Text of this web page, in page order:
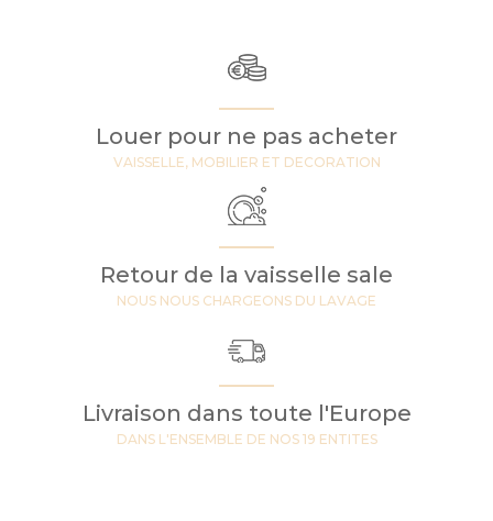
Louer pour ne pas acheter
VAISSELLE, MOBILIER ET DECORATION
Retour de la vaisselle sale
NOUS NOUS CHARGEONS DU LAVAGE
Livraison dans toute l'Europe
DANS L'ENSEMBLE DE NOS 19 ENTITES